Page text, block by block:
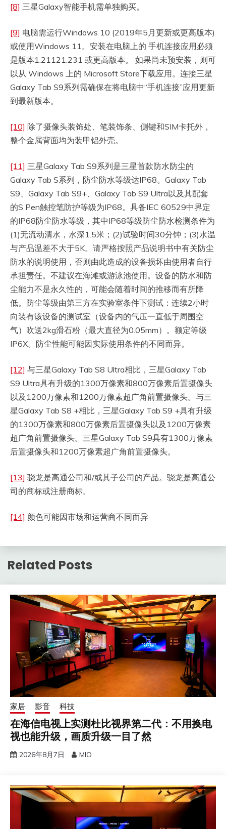
[8] 三星Galaxy智能手机需单独购买。
[9] 电脑需运行Windows 10 (2019年5月更新或更高版本)
或使用Windows 11。安装在电脑上的 手机连接应用必须
是版本1.21121.231 或更高版本。 如果尚未预安装，则可
以从 Windows 上的 Microsoft Store下载应用。连接三星
Galaxy Tab S9系列需确保在将电脑中“手机连接”应用更新
到最新版本。
[10] 除了摄像头装饰处、笔装饰条、侧键和SIM卡托外，
整个金属背面均为装甲铝外壳。
[11] 三星Galaxy Tab S9系列是三星首款防水防尘的
Galaxy Tab S系列，防尘防水等级达IP68。Galaxy Tab
S9、Galaxy Tab S9+、Galaxy Tab S9 Ultra以及其配套
的S Pen触控笔防护等级为IP68。具备IEC 60529中界定
的IP68防尘防水等级，其中IP68等级防尘防水检测条件为
(1)无流动清水，水深1.5米；(2)试验时间30分钟；(3)水温
与产品温差不大于5K。请严格按照产品说明书中有关防尘
防水的说明使用，否则由此造成的设备损坏由使用者自行
承担责任。不建议在海滩或游泳池使用。设备的防水和防
尘能力不是永久性的，可能会随着时间的推移而有所降
低。防尘等级由第三方在实验室条件下测试：连续2小时
向装有该设备的测试室（设备内的气压一直低于周围空
气）吹送2kg滑石粉（最大直径为0.05mm）。额定等级
IP6X。防尘性能可能因实际使用条件的不同而异。
[12] 与三星Galaxy Tab S8 Ultra相比，三星Galaxy Tab
S9 Ultra具有升级的1300万像素和800万像素后置摄像头
以及1200万像素和1200万像素超广角前置摄像头。与三
星Galaxy Tab S8 +相比，三星Galaxy Tab S9 +具有升级
的1300万像素和800万像素后置摄像头以及1200万像素
超广角前置摄像头。三星Galaxy Tab S9具有1300万像素
后置摄像头和1200万像素超广角前置摄像头。
[13] 骁龙是高通公司和/或其子公司的产品。骁龙是高通公
司的商标或注册商标。
[14] 颜色可能因市场和运营商不同而异
Related Posts
家居 影音 科技
在海信电视上实测杜比视界第二代：不用换电
视也能升级，画质升级一目了然
2026年8月7日 MIO